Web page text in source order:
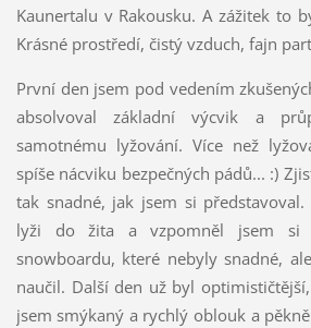
Kaunertalu v Rakousku. A zážitek to
Krásné prostředí, čistý vzduch, fajn
První den jsem pod vedením
absolvoval základní výcvik a
samotnému lyžování. Více než
spíše nácviku bezpečných pádů... :)
tak snadné, jak jsem si
lyži do žita a vzpomněl jsem si
snowboardu, které nebyly snadné,
naučil. Další den už byl
jsem smýkaný a rychlý oblouk a